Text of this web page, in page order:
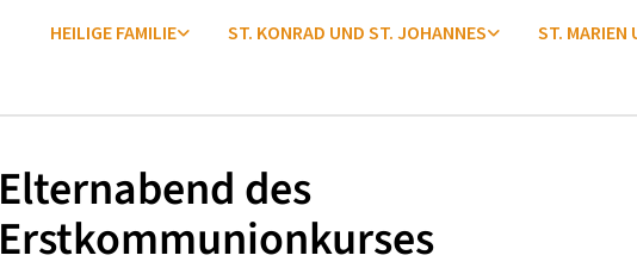
HEILIGE FAMILIE ST. KONRAD UND ST. JOHANNES ST. MARIEN
Elternabend des
Erstkommunionkurses